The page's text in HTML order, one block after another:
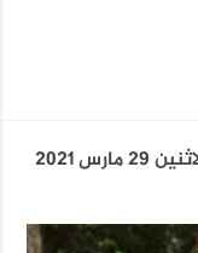
2021